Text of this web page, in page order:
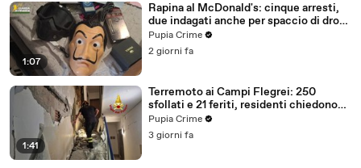
1:07
Rapina al McDonald's: cinque arresti,
due indagati anche per spaccio di droga
(03.08.26)
Pupia Crime
2 giorni fa
1:41
Terremoto ai Campi Flegrei: 250
sfollati e 21 feriti, residenti chiedono
certezze sul futuro (01.08.26)
Pupia Crime
3 giorni fa